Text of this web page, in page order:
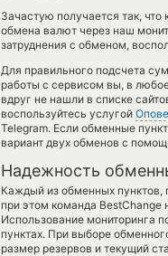
Зачастую получается так, что
обмена валют через наш
затруднения с обменом,
Для правильного подсчета
работы с сервисом вы, в
вдруг не нашли в списке
воспользуйтесь услугой
Telegram. Если обменные
вариант двух обменов с
Надежность
Каждый из обменных пунктов,
при этом команда
Использование мониторинга
пунктах. При выборе
размер резервов и текущий